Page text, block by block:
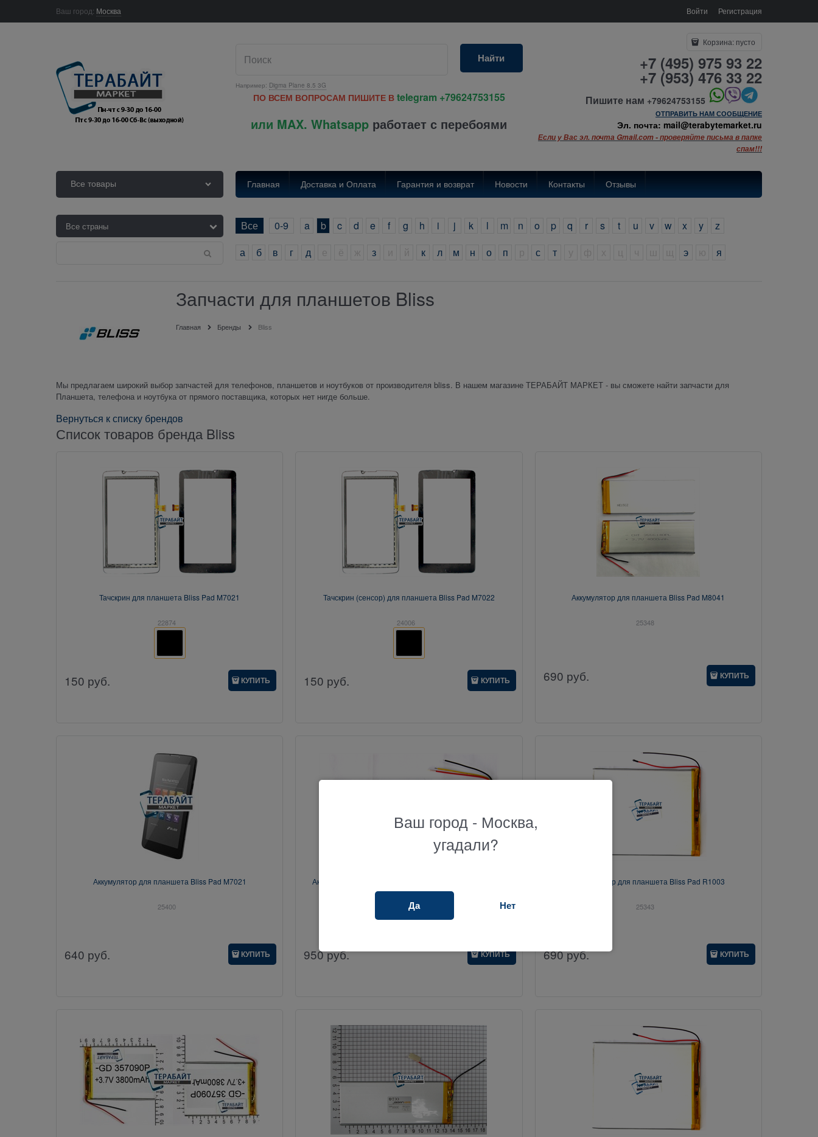
Ваш город: Москва Войти Регистрация
Например: Digma Plane 8.5 3G
Найти
ПО ВСЕМ ВОПРОСАМ ПИШИТЕ В telegram +79624753155
или MAX. Whatsapp работает с перебоями
Корзина: пусто
+7 (495) 975 93 22
+7 (953) 476 33 22
Пишите нам +79624753155
ОТПРАВИТЬ НАМ СООБЩЕНИЕ
Эл. почта: mail@terabytemarket.ru
Если у Вас эл. почта Gmail.com - проверяйте письма в папке
спам!!!
Все товары Главная Доставка и Оплата Гарантия и возврат Новости Контакты Отзывы
Все 0-9 a b c d e f g h i j k l m n o p q r s t u v w x y
z
а
б в г д з к л м н о п с т э я
Запчасти для планшетов Bliss
Главная Бренды Bliss
Мы предлагаем широкий выбор запчастей для телефонов, планшетов и ноутбуков от производителя bliss. В нашем магазине ТЕРАБАЙТ МАРКЕТ - вы сможете найти запчасти для
Планшета, телефона и ноутбука от прямого поставщика, которых нет нигде больше.
Вернуться к списку брендов
Список товаров бренда Bliss
Тачскрин для планшета Bliss Pad M7021
22874
150 руб. КУПИТЬ
Тачскрин (сенсор) для планшета Bliss Pad M7022
24006
150 руб. КУПИТЬ
Аккумулятор для планшета Bliss Pad M8041
25348
690 руб. КУПИТЬ
Аккумулятор для планшета Bliss Pad M7021
25400
640 руб. КУПИТЬ
Аккумулятор для планшета Bliss Pad M1002 (BPM1002)
25695
950руб. КУПИТЬ
Аккумулятор для планшета Bliss Pad R1003
25343
690руб. КУПИТЬ
Ваш город - Москва,
угадали?
Да Нет